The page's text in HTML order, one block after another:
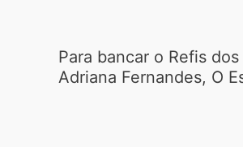
Para bancar o Refis
Adriana Fernandes, O